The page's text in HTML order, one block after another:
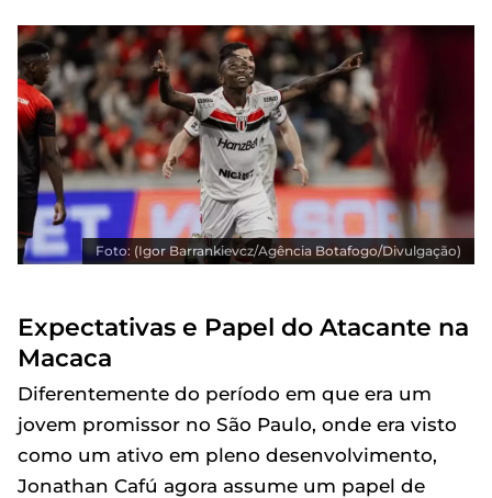
Foto: (Igor Barrankievcz/Agência Botafogo/Divulgação)
Expectativas e Papel do Atacante na
Macaca
Diferentemente do período em que era um
jovem promissor no São Paulo, onde era visto
como um ativo em pleno desenvolvimento,
Jonathan Cafú agora assume um papel de